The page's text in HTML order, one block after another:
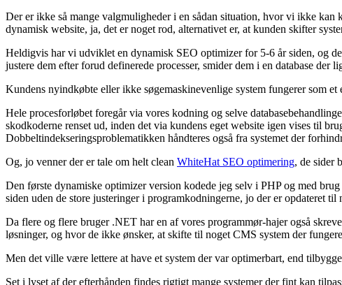
Der er ikke så mange valgmuligheder i en sådan situation, hvor vi ikke kan
dynamisk website, ja, det er noget rod, alternativet er, at kunden skifter
Heldigvis har vi udviklet en dynamisk SEO optimizer for 5-6 år siden, og
justere dem efter forud definerede processer, smider dem i en database
Kundens nyindkøbte eller ikke søgemaskinevenlige system fungerer som
Hele procesforløbet foregår via vores kodning og selve
skodkoderne renset ud, inden det via kundens eget website igen vises til
Dobbeltindekseringsproblematikken håndteres også fra systemet der
Og, jo venner der er tale om helt clean WhiteHat SEO optimering, de sider
Den første dynamiske optimizer version kodede jeg selv i PHP og med
siden uden de store justeringer i programkodningerne, jo der er opdateret
Da flere og flere bruger .NET har en af vores programmør-hajer også
løsninger, og hvor de ikke ønsker, at skifte til noget CMS system der
Men det ville være lettere at have et system der var optimerbart, end
Set i lyset af der efterhånden findes rigtigt mange systemer der fint kan